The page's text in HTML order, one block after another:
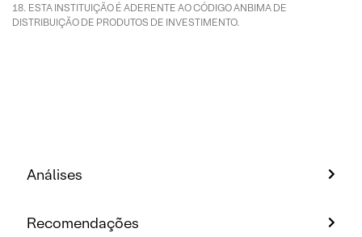
ESTA INSTITUIÇÃO É ADERENTE AO CÓDIGO ANBIMA DE
DISTRIBUIÇÃO DE PRODUTOS DE INVESTIMENTO.
Análises
Recomendações